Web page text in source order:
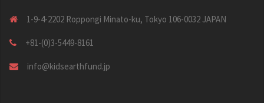
1-9-4-2202 Roppongi Minato-ku, Tokyo 106-0032 JAPAN
+81-(0)3-5449-8161
info@kidsearthfund.jp